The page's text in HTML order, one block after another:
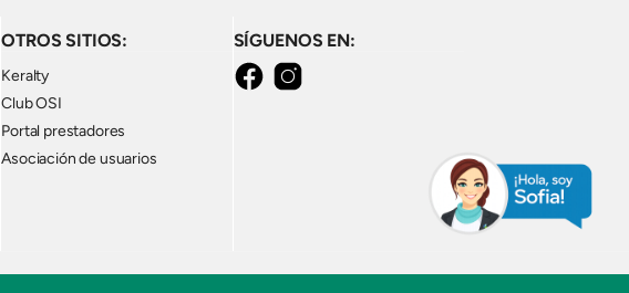
OTROS SITIOS:
Keralty
Club OSI
Portal prestadores
Asociación de usuarios
SÍGUENOS EN:
FacebookInstagram